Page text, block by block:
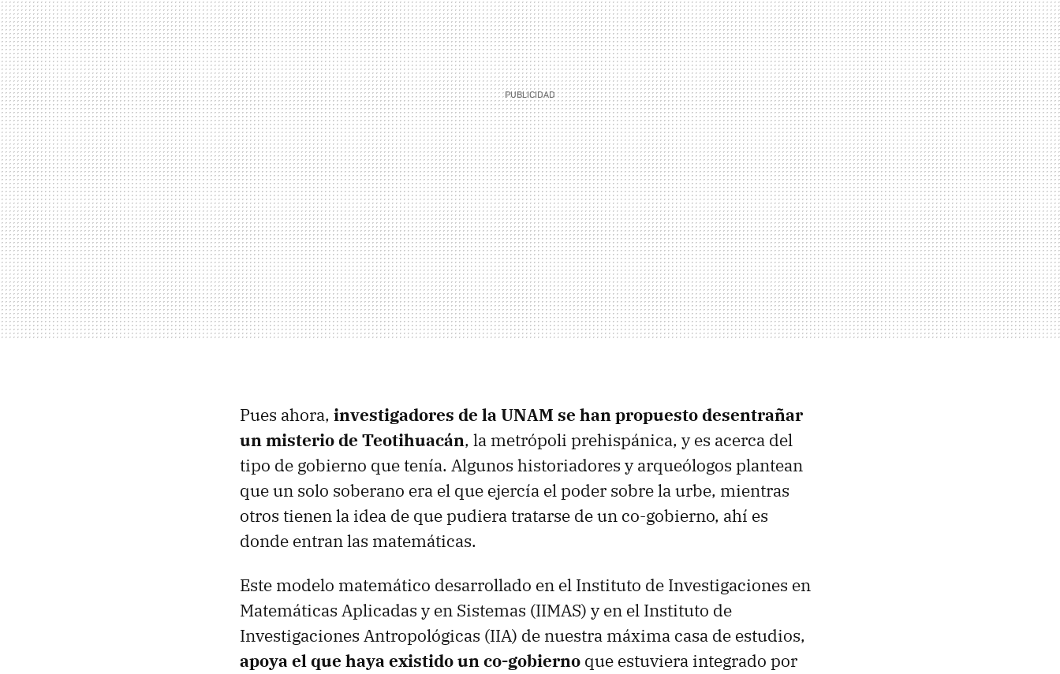
Pues ahora, investigadores de la UNAM se han propuesto desentrañar
un misterio de Teotihuacán, la metrópoli prehispánica, y es acerca del
tipo de gobierno que tenía. Algunos historiadores y arqueólogos plantean
que un solo soberano era el que ejercía el poder sobre la urbe, mientras
otros tienen la idea de que pudiera tratarse de un co-gobierno, ahí es
donde entran las matemáticas.
Este modelo matemático desarrollado en el Instituto de Investigaciones en
Matemáticas Aplicadas y en Sistemas (IIMAS) y en el Instituto de
Investigaciones Antropológicas (IIA) de nuestra máxima casa de estudios,
apoya el que haya existido un co-gobierno que estuviera integrado por